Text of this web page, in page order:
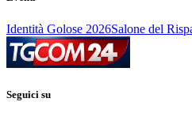
Identità Golose 2026Salone del
Seguici su